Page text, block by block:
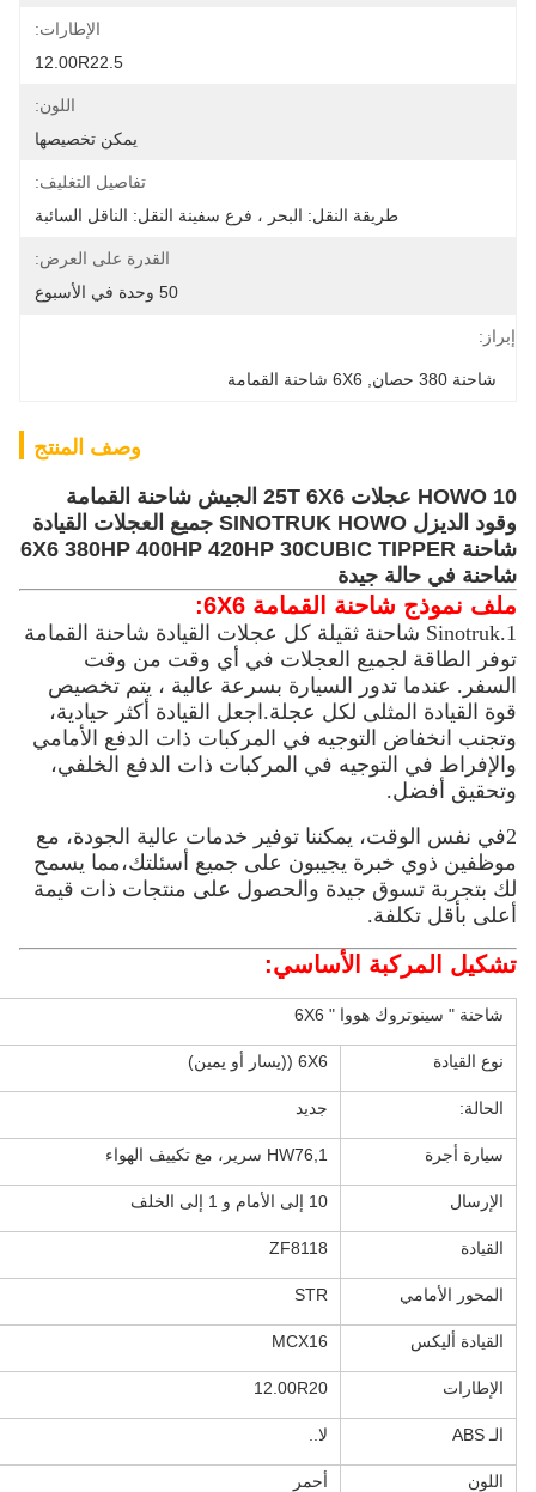
الإطارات:
12.00R22.5
اللون:
يمكن تخصيصها
تفاصيل التغليف:
طريقة النقل: البحر ، فرع سفينة النقل: الناقل السائبة
القدرة على العرض:
50 وحدة في الأسبوع
إبراز:
شاحنة 380 حصان 6X6 شاحنة القمامة
وصف المنتج
HOWO 10 عجلات 25T 6X6 الجيش شاحنة القمامة
وقود الديزل SINOTRUK HOWO جميع العجلات القيادة
شاحنة 6X6 380HP 400HP 420HP 30CUBIC TIPPER
شاحنة في حالة جيدة
ملف نموذج شاحنة القمامة 6X6:
1.Sinotruk شاحنة ثقيلة كل عجلات القيادة شاحنة القمامة
توفر الطاقة لجميع العجلات في أي وقت من وقت
السفر. عندما تدور السيارة بسرعة عالية ، يتم تخصيص
قوة القيادة المثلى لكل عجلة.اجعل القيادة أكثر حيادية،
وتجنب انخفاض التوجيه في المركبات ذات الدفع الأمامي
والإفراط في التوجيه في المركبات ذات الدفع الخلفي،
وتحقيق أفضل.
2في نفس الوقت، يمكننا توفير خدمات عالية الجودة، مع
موظفين ذوي خبرة يجيبون على جميع أسئلتك،مما يسمح
لك بتجربة تسوق جيدة والحصول على منتجات ذات قيمة
أعلى بأقل تكلفة.
تشكيل المركبة الأساسي:
شاحنة " سينوتروك هووا " 6X6
نوع القيادة 6X6 ((يسار أو يمين)
الحالة: جديد
سيارة أجرة HW76,1 سرير، مع تكييف الهواء
الإرسال 10 إلى الأمام و 1 إلى الخلف
القيادة ZF8118
المحور الأمامي STR
القيادة أليكس MCX16
الإطارات 12.00R20
الـ ABS لا..
اللون أحمر